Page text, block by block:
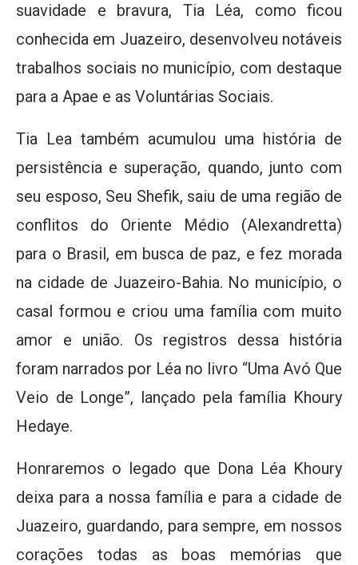
suavidade e bravura, Tia Léa, como ficou
conhecida em Juazeiro, desenvolveu notáveis
trabalhos sociais no município, com destaque
para a Apae e as Voluntárias Sociais.
Tia Lea também acumulou uma história de
persistência e superação, quando, junto com
seu esposo, Seu Shefik, saiu de uma região de
conflitos do Oriente Médio (Alexandretta)
para o Brasil, em busca de paz, e fez morada
na cidade de Juazeiro-Bahia. No município, o
casal formou e criou uma família com muito
amor e união. Os registros dessa história
foram narrados por Léa no livro “Uma Avó Que
Veio de Longe”, lançado pela família Khoury
Hedaye.
Honraremos o legado que Dona Léa Khoury
deixa para a nossa família e para a cidade de
Juazeiro, guardando, para sempre, em nossos
corações todas as boas memórias que